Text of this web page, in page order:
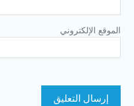
الموقع الإلكتروني